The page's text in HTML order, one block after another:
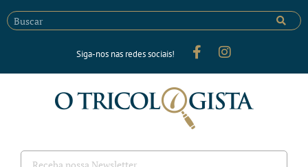
Siga-nos nas redes sociais!